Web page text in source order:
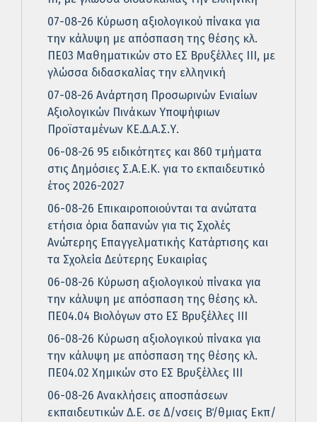
07-08-26 Κύρωση αξιολογικού πίνακα για
την κάλυψη με απόσπαση της θέσης κλ.
ΠΕ03 Μαθηματικών στο ΕΣ Βρυξέλλες ΙΙΙ, με
γλώσσα διδασκαλίας την ελληνική
07-08-26 Ανάρτηση Προσωρινών Ενιαίων
Αξιολογικών Πινάκων Υποψήφιων
Προϊσταμένων ΚΕ.Δ.Α.Σ.Υ.
06-08-26 95 ειδικότητες και 860 τμήματα
στις Δημόσιες Σ.Α.Ε.Κ. για το εκπαιδευτικό
έτος 2026-2027
06-08-26 Επικαιροποιούνται τα ανώτατα
ετήσια όρια δαπανών για τις Σχολές
Ανώτερης Επαγγελματικής Κατάρτισης και
τα Σχολεία Δεύτερης Ευκαιρίας
06-08-26 Κύρωση αξιολογικού πίνακα για
την κάλυψη με απόσπαση της θέσης κλ.
ΠΕ04.04 Βιολόγων στο ΕΣ Βρυξέλλες ΙΙΙ
06-08-26 Κύρωση αξιολογικού πίνακα για
την κάλυψη με απόσπαση της θέσης κλ.
ΠΕ04.02 Χημικών στο ΕΣ Βρυξέλλες ΙΙΙ
06-08-26 Ανακλήσεις αποσπάσεων
εκπαιδευτικών Δ.Ε. σε Δ/νσεις Β΄/θμιας Εκπ/